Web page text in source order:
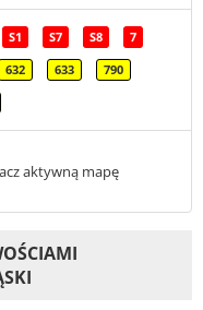
S1 S7 S8 7
632 633 790
aktywną mapę